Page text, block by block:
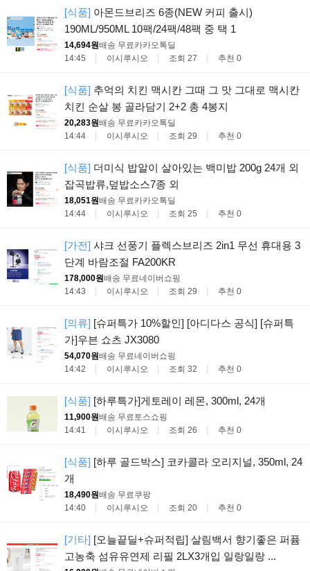
[식품] 아몬드브리즈 6종(NEW 커피 출시)
190ML/950ML 10팩/24팩/48팩 중 택 1
14,694원배송 무료카카오톡딜
14:45
이시루시오 조회 27 추천 0
[식품] 추억의 치킨 맥시칸 그때 그 맛 그대로 맥시칸
치킨 순살 봉 골라담기 2+2 총 4봉지
20,283원배송 무료카카오톡딜
14:44
이시루시오 조회 29 추천 0
[식품] 더미식 밥알이 살아있는 백미밥 200g 24개 외
잡곡밥류,덮밥소스7종 외
18,051원배송 무료카카오톡딜
14:44
이시루시오 조회 25 추천 0
[가전] 샤크 선풍기 플렉스브리즈 2in1 무선 휴대용 3
단계 바람조절 FA200KR
178,000원배송 무료네이버쇼핑
14:43
이시루시오 조회 29 추천 0
[의류] [슈퍼특가 10%할인] [아디다스 공식] [슈퍼특
가]우븐 쇼츠 JX3080
54,070원배송 무료네이버쇼핑
14:42
이시루시오 조회 32 추천 0
[식품] [하루특가]게토레이 레몬, 300ml, 24개
11,900원배송 무료토스쇼핑
14:41
이시루시오 조회 26 추천 0
[식품] [하루 골드박스] 코카콜라 오리지널, 350ml, 24
개
18,490원배송 무료쿠팡
14:40
이시루시오 조회 20 추천 0
[기타] [오늘끝딜+슈퍼적립] 살림백서 향기좋은 퍼퓸
고농축 섬유유연제 리필 2LX3개입 일랑일랑 ...